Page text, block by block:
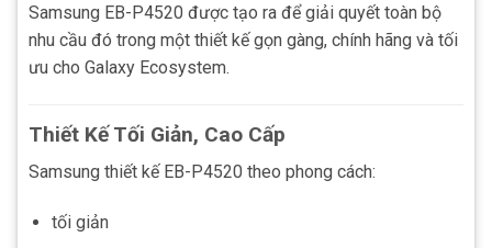
Samsung EB-P4520 được tạo ra để giải quyết toàn bộ
nhu cầu đó trong một thiết kế gọn gàng, chính hãng và tối
ưu cho Galaxy Ecosystem.
Thiết Kế Tối Giản, Cao Cấp
Samsung thiết kế EB-P4520 theo phong cách:
tối giản